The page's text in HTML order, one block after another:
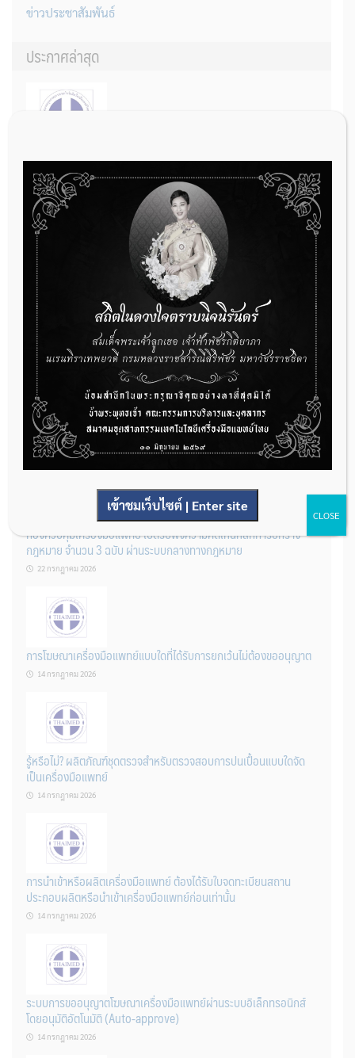
ข่าวประชาสัมพันธ์
ประกาศล่าสุด
ราคารายการอวัยวะเทียมและอุปกรณ์ในการบำบัดรักษาโรค จำนวน 25
รายการ
31 กรกฎาคม 2026
การเตรียมเอกสารผู้ประกอบการที่ต้องการยื่นคำขอจดทะเบียนสถาน
ประกอบการผลิตเครื่องมือแพทย์ (รายใหม่)
22 กรกฎาคม 2026
ผู้ประกอบการผลิต และ นักวิจัย ที่ต้องการขึ้นทะเบียนเครื่องมือแพทย์
ต้องทำอย่างไรบ้าง
22 กรกฎาคม 2026
กองควบคุมเครื่องมือแพทย์ เปิดรับฟังความคิดเห็นหลักการยกร่าง
กฎหมาย จำนวน 3 ฉบับ ผ่านระบบกลางทางกฎหมาย
22 กรกฎาคม 2026
การโฆษณาเครื่องมือแพทย์แบบใดที่ได้รับการยกเว้นไม่ต้องขออนุญาต
14 กรกฎาคม 2026
รู้หรือไม่? ผลิตภัณฑ์ชุดตรวจสําหรับตรวจสอบการปนเปื้อนแบบใดจัด
เป็นเครื่องมือแพทย์
14 กรกฎาคม 2026
การนำเข้าหรือผลิตเครื่องมือแพทย์ ต้องได้รับใบจดทะเบียนสถาน
ประกอบผลิตหรือนำเข้าเครื่องมือแพทย์ก่อนเท่านั้น
14 กรกฎาคม 2026
ระบบการขออนุญาตโฆษณาเครื่องมือแพทย์ผ่านระบบอิเล็กทรอนิกส์
โดยอนุมัติอัตโนมัติ (Auto-approve)
14 กรกฎาคม 2026
เข้าชมเว็บไซต์ | Enter site
CLOSE